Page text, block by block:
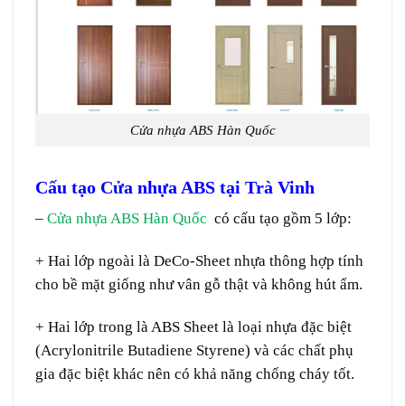
Cửa nhựa ABS Hàn Quốc
Cấu tạo Cửa nhựa ABS tại Trà Vinh
– Cửa nhựa ABS Hàn Quốc có cấu tạo gồm 5 lớp:
+ Hai lớp ngoài là DeCo-Sheet nhựa thông hợp tính
cho bề mặt giống như vân gỗ thật và không hút ẩm.
+ Hai lớp trong là ABS Sheet là loại nhựa đặc biệt
(Acrylonitrile Butadiene Styrene) và các chất phụ
gia đặc biệt khác nên có khả năng chống cháy tốt.